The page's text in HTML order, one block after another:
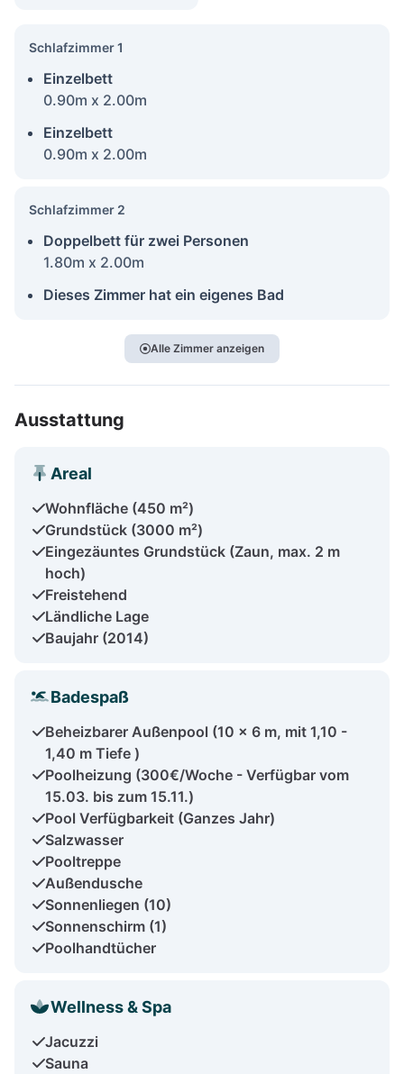
Schlafzimmer 1
Einzelbett
0.90m x 2.00m
Einzelbett
0.90m x 2.00m
Schlafzimmer 2
Doppelbett für zwei Personen
1.80m x 2.00m
Dieses Zimmer hat ein eigenes Bad
Alle Zimmer anzeigen
Ausstattung
Areal
Wohnfläche (450 m²)
Grundstück (3000 m²)
Eingezäuntes Grundstück (Zaun, max. 2 m
hoch)
Freistehend
Ländliche Lage
Baujahr (2014)
Badespaß
Beheizbarer Außenpool (10 x 6 m, mit 1,10 -
1,40 m Tiefe )
Poolheizung (300€/Woche - Verfügbar vom
15.03. bis zum 15.11.)
Pool Verfügbarkeit (Ganzes Jahr)
Salzwasser
Pooltreppe
Außendusche
Sonnenliegen (10)
Sonnenschirm (1)
Poolhandtücher
Wellness & Spa
Jacuzzi
Sauna